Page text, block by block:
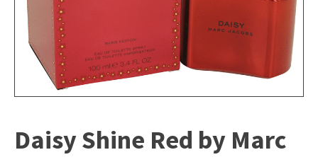
Daisy Shine Red by Marc